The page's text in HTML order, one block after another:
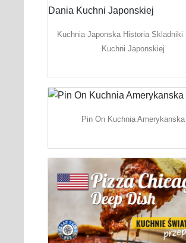
Kuchnia Japonska Historia Skladniki
Kuchni Japonskiej
Pin On Kuchnia Amerykanska